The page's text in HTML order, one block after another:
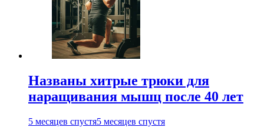
Названы хитрые трюки для
наращивания мышц после 40 лет
5 месяцев спустя5 месяцев спустя